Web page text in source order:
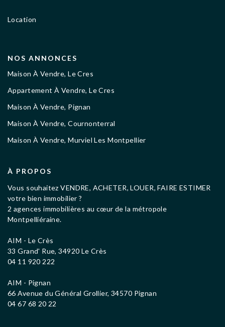
Location
NOS ANNONCES
Maison À Vendre, Le Cres
Appartement À Vendre, Le Cres
Maison À Vendre, Pignan
Maison À Vendre, Cournonterral
Maison À Vendre, Murviel Les Montpellier
À PROPOS
Vous souhaitez VENDRE, ACHETER, LOUER, FAIRE ESTIMER
votre bien immobilier ?
2 agences immobilières au cœur de la métropole
Montpelliéraine.
AIM - Le Crès
33 Grand' Rue, 34920 Le Crès
04 11 920 222
AIM - Pignan
66 Avenue du Général Grollier, 34570 Pignan
04 67 68 20 22